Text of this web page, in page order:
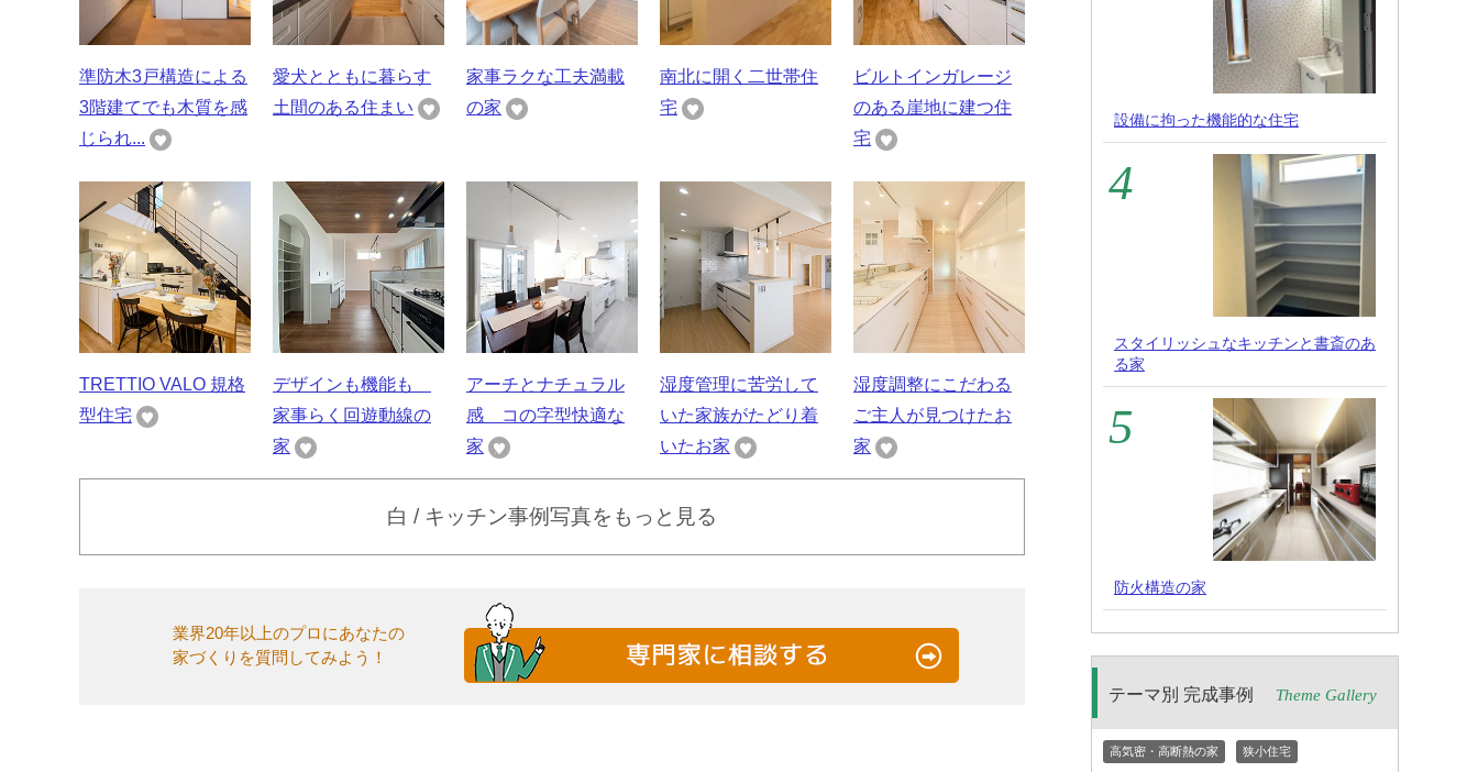
準防木3戸構造による
3階建てでも木質を感
じられ...
愛犬とともに暮らす
土間のある住まい
家事ラクな工夫満載
の家
南北に開く二世帯住
宅
ビルトインガレージ
のある崖地に建つ住
宅
TRETTIO VALO 規格
型住宅
デザインも機能も
家事らく回遊動線の
家
アーチとナチュラル
感 コの字型快適な
家
湿度管理に苦労して
いた家族がたどり着
いたお家
湿度調整にこだわる
ご主人が見つけたお
家
白 / キッチン事例写真をもっと見る
業界20年以上のプロにあなたの
家づくりを質問してみよう！
設備に拘った機能的な住宅
スタイリッシュなキッチンと書斎のあ
る家
防火構造の家
テーマ別 完成事例 Theme Gallery
高気密・高断熱の家 狭小住宅